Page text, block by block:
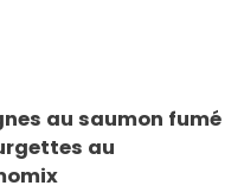
au saumon fumé
au